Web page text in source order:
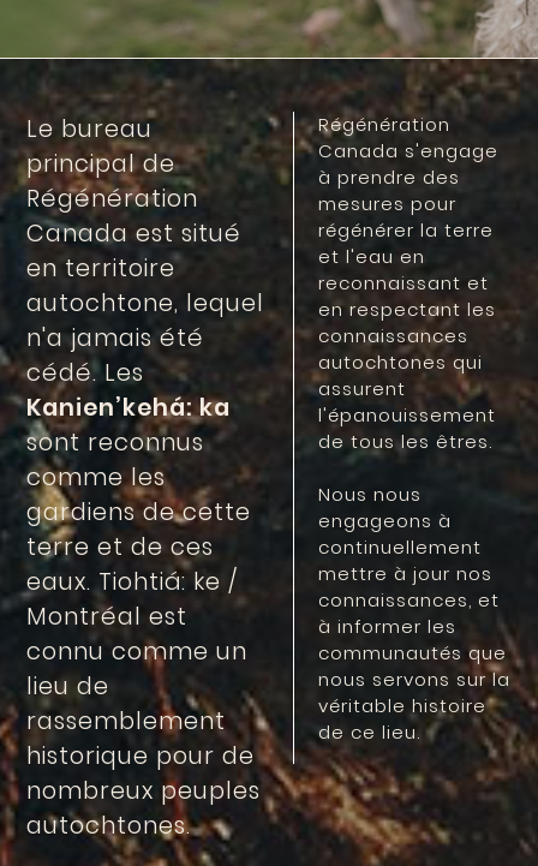
Le bureau
principal de
Régénération
Canada est situé
en territoire
autochtone, lequel
n'a jamais été
cédé. Les
Kanien’kehá: ka
sont reconnus
comme les
gardiens de cette
terre et de ces
eaux. Tiohtiá: ke /
Montréal est
connu comme un
lieu de
rassemblement
historique pour de
nombreux peuples
autochtones.
Régénération
Canada s'engage
à prendre des
mesures pour
régénérer la terre
et l'eau en
reconnaissant et
en respectant les
connaissances
autochtones qui
assurent
l'épanouissement
de tous les êtres.
Nous nous
engageons à
continuellement
mettre à jour nos
connaissances, et
à informer les
communautés que
nous servons sur la
véritable histoire
de ce lieu.